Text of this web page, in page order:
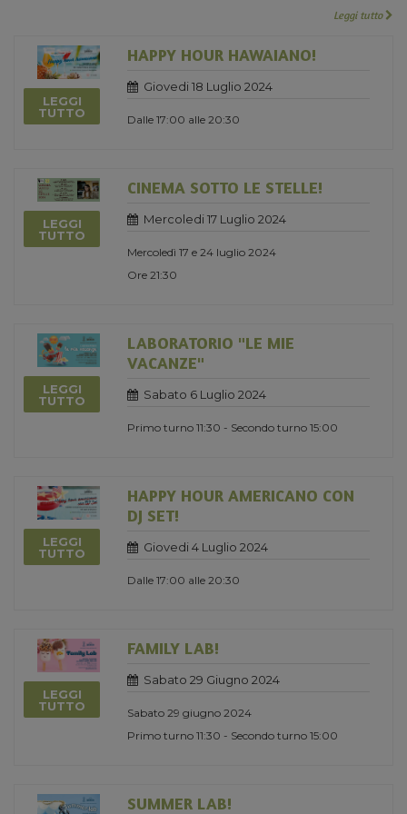
Leggi tutto
LEGGI
TUTTO
HAPPY HOUR HAWAIANO!
Giovedi 18 Luglio 2024
Dalle 17:00 alle 20:30
LEGGI
TUTTO
CINEMA SOTTO LE STELLE!
Mercoledi 17 Luglio 2024
Mercoledì 17 e 24 luglio 2024
Ore 21:30
LEGGI
TUTTO
LABORATORIO "LE MIE
VACANZE"
Sabato 6 Luglio 2024
Primo turno 11:30 - Secondo turno 15:00
LEGGI
TUTTO
HAPPY HOUR AMERICANO CON
DJ SET!
Giovedi 4 Luglio 2024
Dalle 17:00 alle 20:30
LEGGI
TUTTO
FAMILY LAB!
Sabato 29 Giugno 2024
Sabato 29 giugno 2024
Primo turno 11:30 - Secondo turno 15:00
SUMMER LAB!